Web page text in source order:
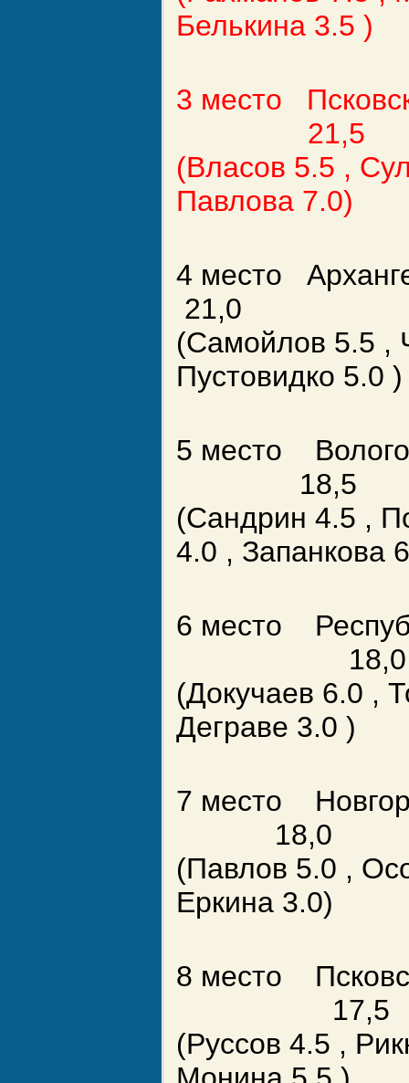
Белькина 3.5 )
3 место
21,5
(Власов 5.5 ,
Павлова 7.0)
4 место
21,0
(Самойлов 5.5 ,
Пустовидко 5.0 )
5 место
18,5
(Сандрин 4.5 ,
4.0 , Запанкова
6 место
18,0
(Докучаев 6.0 ,
Деграве 3.0 )
7 место
18,0
(Павлов 5.0 ,
Еркина 3.0)
8 место
17,5
(Руссов 4.5 ,